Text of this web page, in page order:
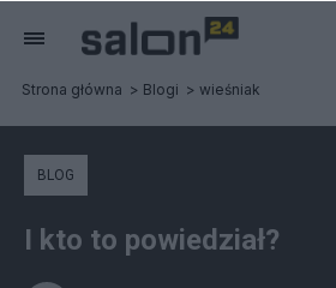
Strona główna Blogi wieśniak
BLOG
I kto to powiedział?